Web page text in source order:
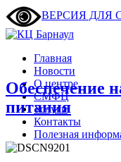
ВЕРСИЯ ДЛЯ
Главная
Новости
О центре
СМФЦ
Услуги
Контакты
Полезная
Обеспечение
питания